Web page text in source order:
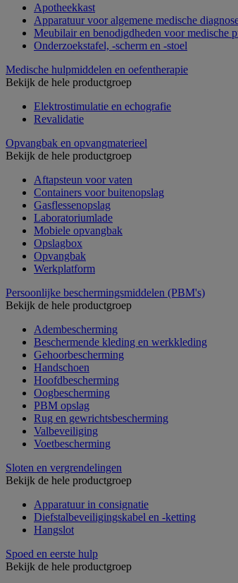
Apotheekkast
Apparatuur voor algemene medische
Meubilair en benodigdheden voor medische
Onderzoekstafel, -scherm en -stoel
Medische hulpmiddelen en oefentherapie
Bekijk de hele productgroep
Elektrostimulatie en echografie
Revalidatie
Opvangbak en opvangmaterieel
Bekijk de hele productgroep
Aftapsteun voor vaten
Containers voor buitenopslag
Gasflessenopslag
Laboratoriumlade
Mobiele opvangbak
Opslagbox
Opvangbak
Werkplatform
Persoonlijke beschermingsmiddelen (PBM's)
Bekijk de hele productgroep
Adembescherming
Beschermende kleding en werkkleding
Gehoorbescherming
Handschoen
Hoofdbescherming
Oogbescherming
PBM opslag
Rug en gewrichtsbescherming
Valbeveiliging
Voetbescherming
Sloten en vergrendelingen
Bekijk de hele productgroep
Apparatuur in consignatie
Diefstalbeveiligingskabel en -ketting
Hangslot
Spoed en eerste hulp
Bekijk de hele productgroep